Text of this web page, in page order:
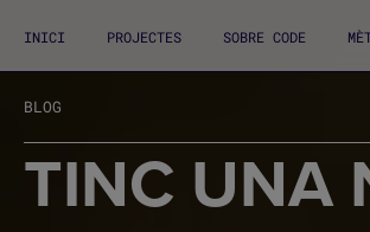
INICI PROJECTES SOBRE CODE
BLOG
TINC UNA